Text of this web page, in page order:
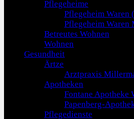
Pflegeheime
Pflegeheim
Pflegeheim
Betreutes Wohnen
Wohnen
Gesundheit
Ärtze
Arztpraxis
Apotheken
Fontane Apotheke
Papenberg-
Pflegedienste